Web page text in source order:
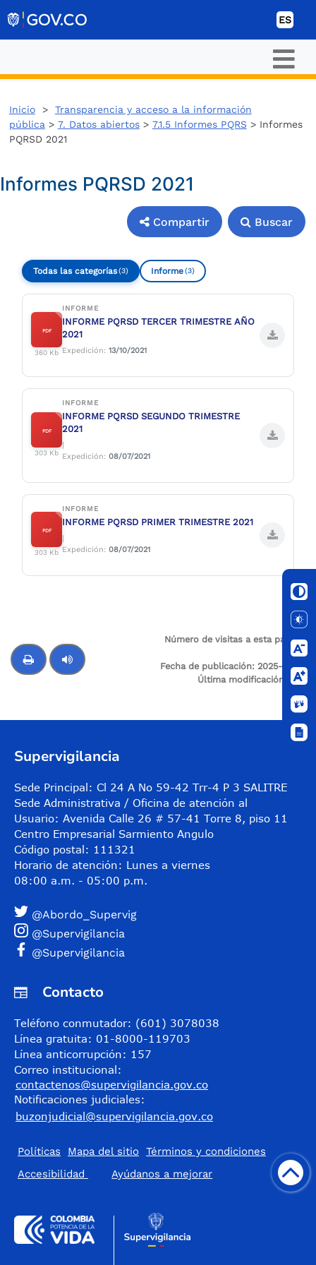
ES
Inicio> Transparencia y acceso a la información
pública > 7. Datos abiertos> 7.1.5 Informes PQRS > Informes
PQRSD 2021
Informes PQRSD 2021
Compartir Buscar
Compartir
Buscar
Todas las categorías(3) Informe(3)
PDF
360 Kb
INFORME
INFORME PQRSD TERCER TRIMESTRE AÑO
2021
Expedición: 13/10/2021
PDF
303 Kb
INFORME
INFORME PQRSD SEGUNDO TRIMESTRE
2021
|
Expedición: 08/07/2021
PDF
303 Kb
INFORME
INFORME PQRSD PRIMER TRIMESTRE 2021
|
Expedición: 08/07/2021
Número de visitas a esta página:
30
Fecha de publicación: 2025-12-20
Última modificación:
N/A
Supervigilancia
Sede Principal: Cl 24 A No 59-42 Trr-4 P 3 SALITRE
Sede Administrativa / Oficina de atención al
Usuario: Avenida Calle 26 # 57-41 Torre 8, piso 11
Centro Empresarial Sarmiento Angulo
Código postal: 111321
Horario de atención: Lunes a viernes
08:00 a.m. - 05:00 p.m.
@Abordo_Supervig
@Supervigilancia
@Supervigilancia
Contacto
Teléfono conmutador: (601) 3078038
Línea gratuita: 01-8000-119703
Línea anticorrupción: 157
Correo institucional:
contactenos@supervigilancia.gov.co
Notificaciones judiciales:
buzonjudicial@supervigilancia.gov.co
Políticas Mapa del sitio
Términos y condiciones
Accesibilidad
​Ayúdanos a mejorar